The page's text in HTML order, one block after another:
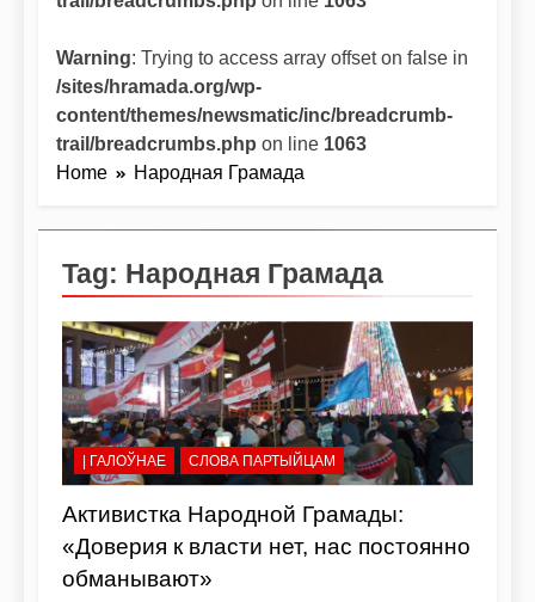
Warning: Trying to access array offset on false in
/sites/hramada.org/wp-
content/themes/newsmatic/inc/breadcrumb-
trail/breadcrumbs.php on line 1063
Home
Народная Грамада
Tag: Народная Грамада
| ГАЛОЎНАЕ СЛОВА ПАРТЫЙЦАМ
Активистка Народной Грамады:
«Доверия к власти нет, нас постоянно
обманывают»